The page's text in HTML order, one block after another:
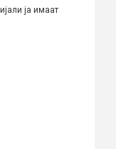
ја имаат